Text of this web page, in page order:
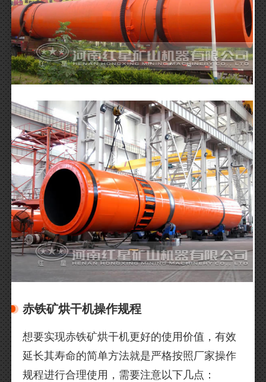
赤铁矿烘干机操作规程
想要实现赤铁矿烘干机更好的使用价值，有效
延长其寿命的简单方法就是严格按照厂家操作
规程进行合理使用，需要注意以下几点：